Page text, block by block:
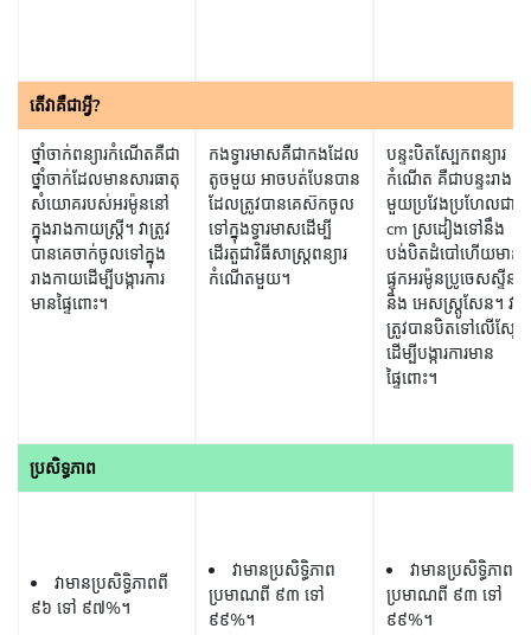
តើ​វា​គឺជា​អ្វី?
ថ្នាំចាក់ពន្យារកំណើតគឺជា
ថ្នាំចាក់ដែលមានសារធាតុ
សំយោគរបស់អរម៉ូននៅ
ក្នុងរាងកាយស្រ្តី។ វាត្រូវ
បានគេចាក់ចូលទៅក្នុង
រាងកាយដើម្បីបង្ការការ
មានផ្ទៃពោះ។
ប្រសិទ្ធភាព
វាមានប្រសិទ្ធិភាពពី
៩៦ ទៅ​ ៩៧%។
កងទ្វារមាសគឺជាកងដែល
តូចមួយ អាចបត់បែនបាន
ដែលត្រូវបានគេស៊កចូល
ទៅក្នុងទ្វារមាសដើម្បី
ដើរតួជាវិធីសាស្រ្តពន្យារ
កំណើតមួយ។
វាមានប្រសិទ្ធិភាព
ប្រមាណពី ៩៣ ទៅ​
៩៩%។
បន្ទះបិតស្បែកពន្យារ
កំណើត គឺជាបន្ទះរាងកា
មួយប្រវែងប្រហែលជា ៥
cm ស្រដៀងទៅនឹង
បង់បិតដំបៅ​ហើយមាន
ផ្ទុកអរម៉ូនប្រូចេសស្ទីន​
និង អេសស្រ្តូសែន។​ វា
ត្រូវបានបិតទៅលើស្បែក
ដើម្បីបង្ការការមាន
ផ្ទៃពោះ។
វាមានប្រសិទ្ធិភាព
ប្រមាណពី ៩៣ ទៅ​
៩៩%។